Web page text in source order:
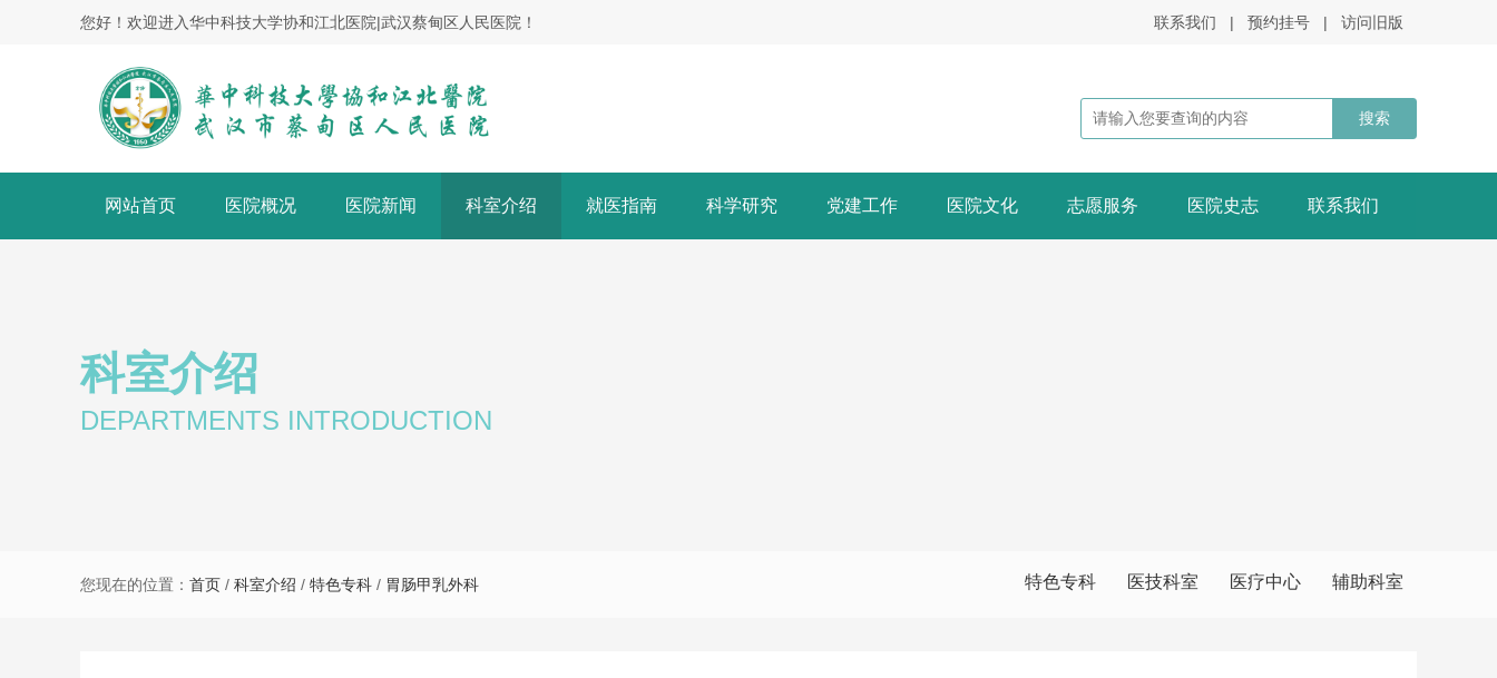
您好！欢迎进入华中科技大学协和江北医院|武汉蔡甸区人民医院！ 联系我们 | 预约挂号 | 访问旧版
网站首页 医院概况 医院新闻 科室介绍 就医指南 科学研究 党建工作 医院文化 志愿服务 医院史志 联系我们
科室介绍
DEPARTMENTS INTRODUCTION
特色专科 医技科室 医疗中心 辅助科室
您现在的位置： 首页 / 科室介绍 / 特色专科 / 胃肠甲乳外科